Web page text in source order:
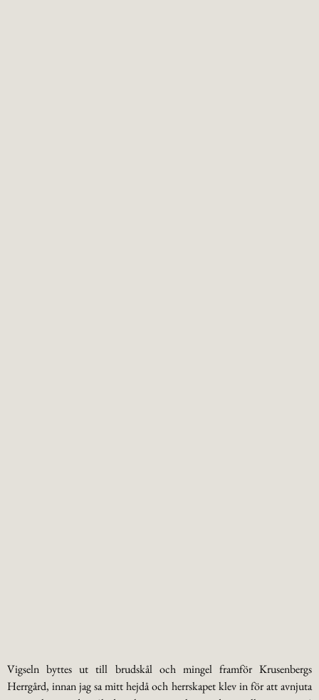
Vigseln byttes ut till brudskål och mingel framför Krusenbergs
Herrgård, innan jag sa mitt hejdå och herrskapet klev in för att avnjuta